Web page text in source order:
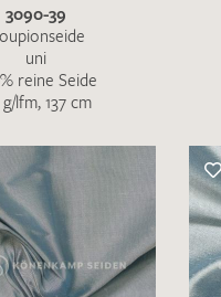
3090-39
uni
reine Seide
g/lfm, 137 cm